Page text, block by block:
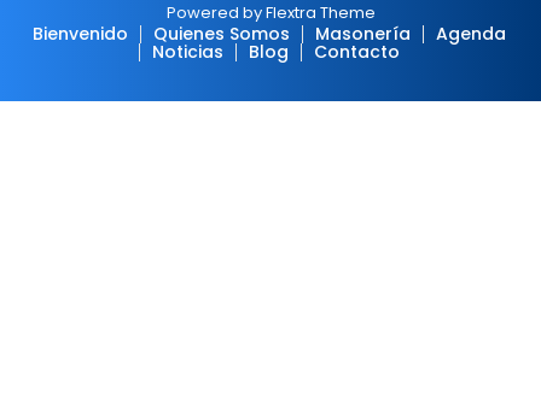
Powered by Flextra Theme
Bienvenido Quienes Somos Masonería Agenda
Noticias Blog Contacto